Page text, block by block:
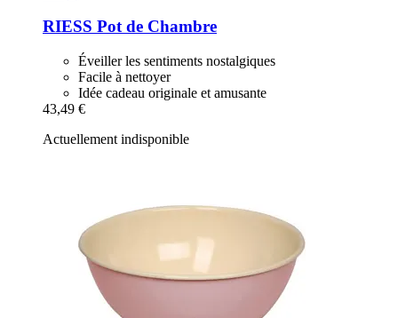
RIESS Pot de Chambre
Éveiller les sentiments nostalgiques
Facile à nettoyer
Idée cadeau originale et amusante
43,49 €
Actuellement indisponible